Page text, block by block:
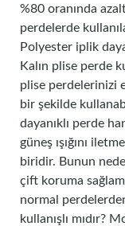
%80 oranında
perdelerde
Polyester iplik
Kalın plise perde
plise perdelerinizi
bir şekilde
dayanıklı perde
güneş ışığını
biridir. Bunun
çift koruma
normal
kullanışlı mıdır?